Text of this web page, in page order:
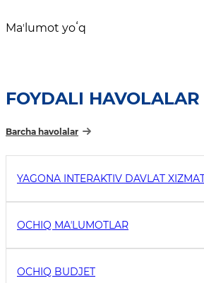
Maʼlumot yoʻq
FOYDALI HAVOLALAR
Barcha havolalar
YAGONA INTERAKTIV DAVLAT
OCHIQ MAʼLUMOTLAR
OCHIQ BUDJET